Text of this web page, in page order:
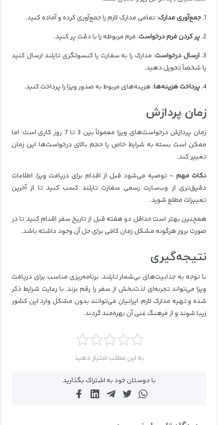
1. جمع‌آوری مدارک: تمامی مدارک لازم را جمع‌آوری کرده و آماده کنید.
2. پر کردن فرم درخواست: فرم مربوطه را با دقت پر کنید.
3. ارسال درخواست: مدارک را به سفارت یا کنسولگری تایلند ارسال کنید
یا شخصاً تحویل دهید.
4. پرداخت هزینه‌ها: هزینه‌های مربوط به صدور ویزا را پرداخت کنید.
زمان پردازش
زمان پردازش درخواست‌های ویزا معمولاً بین 3 تا 7 روز کاری است؛ اما
ممکن است بسته به شرایط خاص یا حجم بالای درخواست‌ها این زمان
تغییر کند.
نکات مهم – توصیه می‌شود قبل از اقدام برای دریافت ویزا، اطلاعات
دقیق‌تری از وب‌سایت رسمی سفارت تایلند کسب کنید تا از آخرین
تغییرات مطلع شوید.
همچنین بهتر است حداقل دو هفته قبل از تاریخ سفر اقدام کنید تا در
صورت بروز هرگونه مشکل زمان کافی برای حل آن وجود داشته باشد.
نتیجه‌گیری
با توجه به جذابیت‌های بی‌شمار تایلند، برنامه‌ریزی مناسب برای دریافت
ویزا می‌تواند تجربه‌ای لذت‌بخش از سفر را رقم بزند. با رعایت شرایط ذکر
شده و تهیه مدارک لازم، ایرانیان می‌توانند بدون مشکل وارد این کشور
زیبا شوند و از فرهنگ غنی آن بهره‌مند گردند.
به این مطلب امتیاز دهید
با دوستان خود به اشتراک بگذارید